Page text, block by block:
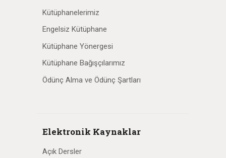
Kütüphanelerimiz
Engelsiz Kütüphane
Kütüphane Yönergesi
Kütüphane Bağışçılarımız
Ödünç Alma ve Ödünç Şartları
Elektronik Kaynaklar
Açık Dersler